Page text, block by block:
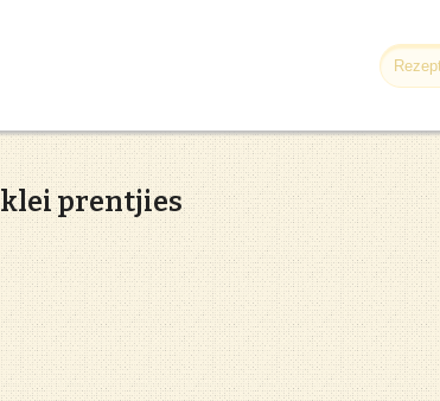
klei prentjies